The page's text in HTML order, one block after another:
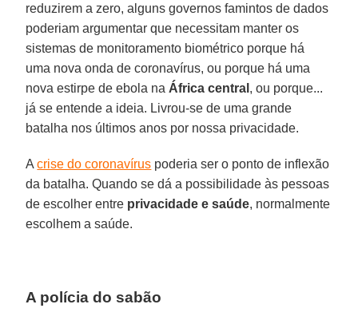
reduzirem a zero, alguns governos famintos de dados
poderiam argumentar que necessitam manter os
sistemas de monitoramento biométrico porque há
uma nova onda de coronavírus, ou porque há uma
nova estirpe de ebola na África central , ou porque...
já se entende a ideia. Livrou-se de uma grande
batalha nos últimos anos por nossa privacidade.
Acrise do coronavírus poderia ser o ponto de inflexão
da batalha. Quando se dá a possibilidade às pessoas
de escolher entre privacidade e saúde, normalmente
escolhem a saúde.
A polícia do sabão